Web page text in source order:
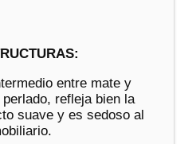
entre mate y
refleja bien la
suave y es sedoso al